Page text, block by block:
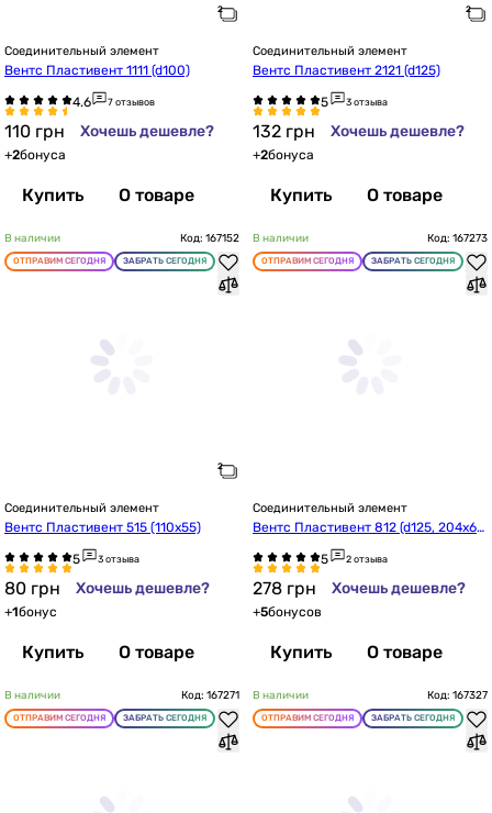
Соединительный элемент
Вентс Пластивент 1111 (d100)
7 отзывов
110 грн Хочешь дешевле?
+2бонуса
Купить О товаре
Соединительный элемент
Вентс Пластивент 2121 (d125)
3 отзыва
132 грн Хочешь дешевле?
+2бонуса
Купить О товаре
В наличии Код: 167152
ОТПРАВИМ СЕГОДНЯ ЗАБРАТЬ СЕГОДНЯ
Соединительный элемент
Вентс Пластивент 515 (110х55)
3 отзыва
80 грн Хочешь дешевле?
+1бонус
Купить О товаре
В наличии Код: 167273
ОТПРАВИМ СЕГОДНЯ ЗАБРАТЬ СЕГОДНЯ
Соединительный элемент
Вентс Пластивент 812 (d125, 204х6
2 отзыва
278 грн Хочешь дешевле?
+5бонусов
Купить О товаре
В наличии Код: 167271
ОТПРАВИМ СЕГОДНЯ ЗАБРАТЬ СЕГОДНЯ
В наличии Код: 167327
ОТПРАВИМ СЕГОДНЯ ЗАБРАТЬ СЕГОДНЯ